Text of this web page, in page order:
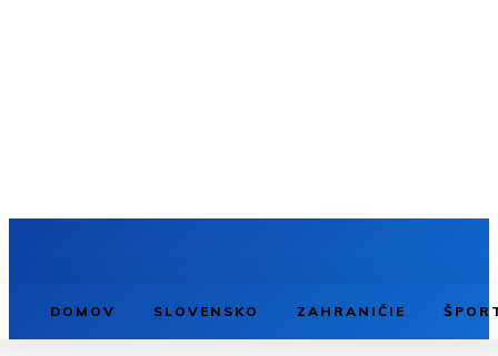
DOMOV SLOVENSKO ZAHRANIČIE